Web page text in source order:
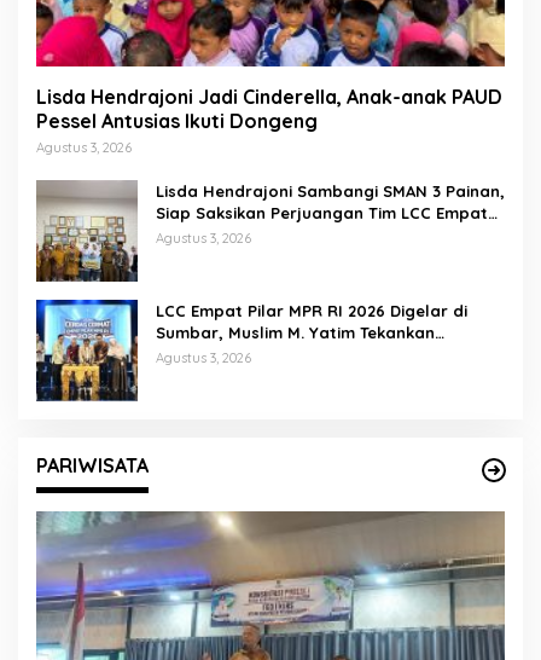
Lisda Hendrajoni Jadi Cinderella, Anak-anak PAUD
Pessel Antusias Ikuti Dongeng
Agustus 3, 2026
Lisda Hendrajoni Sambangi SMAN 3 Painan,
Siap Saksikan Perjuangan Tim LCC Empat
Pilar di Jakarta
Agustus 3, 2026
LCC Empat Pilar MPR RI 2026 Digelar di
Sumbar, Muslim M. Yatim Tekankan
Pentingnya Karakter Generasi Muda
Agustus 3, 2026
PARIWISATA